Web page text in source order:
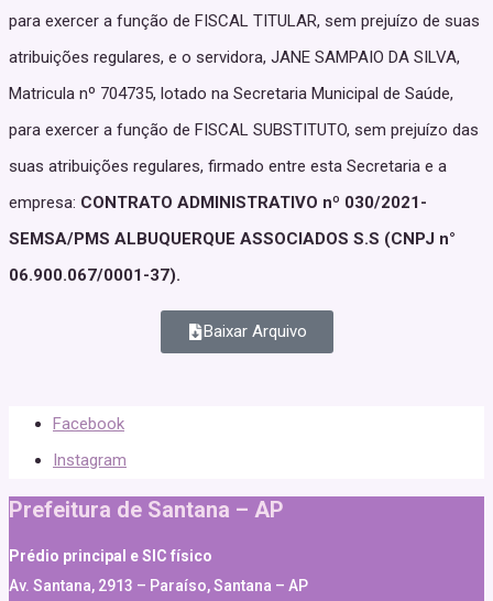
para exercer a função de FISCAL TITULAR, sem prejuízo de suas
atribuições regulares, e o servidora, JANE SAMPAIO DA SILVA,
Matricula nº 704735, lotado na Secretaria Municipal de Saúde,
para exercer a função de FISCAL SUBSTITUTO, sem prejuízo das
suas atribuições regulares, firmado entre esta Secretaria e a
empresa: CONTRATO ADMINISTRATIVO nº 030/2021-
SEMSA/PMS ALBUQUERQUE ASSOCIADOS S.S (CNPJ n°
06.900.067/0001-37).
Baixar Arquivo
Facebook
Instagram
Prefeitura de Santana – AP
Prédio principal e SIC físico
Av. Santana, 2913 – Paraíso, Santana – AP